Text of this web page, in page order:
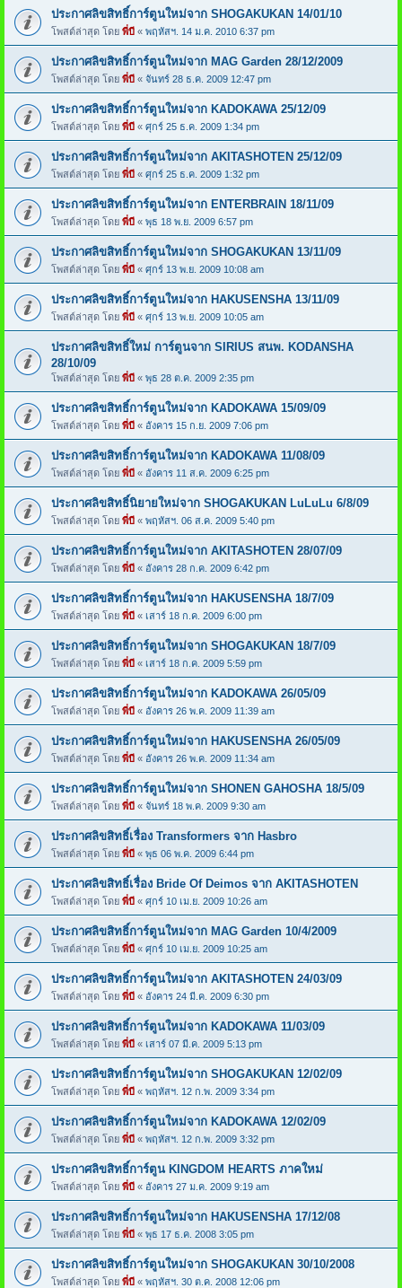
ประกาศลิขสิทธิ์การ์ตูนใหม่จาก SHOGAKUKAN 14/01/10
โพสต์ล่าสุด โดย พี่บี « พฤหัสฯ. 14 ม.ค. 2010 6:37 pm
ประกาศลิขสิทธิ์การ์ตูนใหม่จาก MAG Garden 28/12/2009
โพสต์ล่าสุด โดย พี่บี « จันทร์ 28 ธ.ค. 2009 12:47 pm
ประกาศลิขสิทธิ์การ์ตูนใหม่จาก KADOKAWA 25/12/09
โพสต์ล่าสุด โดย พี่บี « ศุกร์ 25 ธ.ค. 2009 1:34 pm
ประกาศลิขสิทธิ์การ์ตูนใหม่จาก AKITASHOTEN 25/12/09
โพสต์ล่าสุด โดย พี่บี « ศุกร์ 25 ธ.ค. 2009 1:32 pm
ประกาศลิขสิทธิ์การ์ตูนใหม่จาก ENTERBRAIN 18/11/09
โพสต์ล่าสุด โดย พี่บี « พุธ 18 พ.ย. 2009 6:57 pm
ประกาศลิขสิทธิ์การ์ตูนใหม่จาก SHOGAKUKAN 13/11/09
โพสต์ล่าสุด โดย พี่บี « ศุกร์ 13 พ.ย. 2009 10:08 am
ประกาศลิขสิทธิ์การ์ตูนใหม่จาก HAKUSENSHA 13/11/09
โพสต์ล่าสุด โดย พี่บี « ศุกร์ 13 พ.ย. 2009 10:05 am
ประกาศลิขสิทธิ์ใหม่ การ์ตูนจาก SIRIUS สนพ. KODANSHA
28/10/09
โพสต์ล่าสุด โดย พี่บี « พุธ 28 ต.ค. 2009 2:35 pm
ประกาศลิขสิทธิ์การ์ตูนใหม่จาก KADOKAWA 15/09/09
โพสต์ล่าสุด โดย พี่บี « อังคาร 15 ก.ย. 2009 7:06 pm
ประกาศลิขสิทธิ์การ์ตูนใหม่จาก KADOKAWA 11/08/09
โพสต์ล่าสุด โดย พี่บี « อังคาร 11 ส.ค. 2009 6:25 pm
ประกาศลิขสิทธิ์นิยายใหม่จาก SHOGAKUKAN LuLuLu 6/8/09
โพสต์ล่าสุด โดย พี่บี « พฤหัสฯ. 06 ส.ค. 2009 5:40 pm
ประกาศลิขสิทธิ์การ์ตูนใหม่จาก AKITASHOTEN 28/07/09
โพสต์ล่าสุด โดย พี่บี « อังคาร 28 ก.ค. 2009 6:42 pm
ประกาศลิขสิทธิ์การ์ตูนใหม่จาก HAKUSENSHA 18/7/09
โพสต์ล่าสุด โดย พี่บี « เสาร์ 18 ก.ค. 2009 6:00 pm
ประกาศลิขสิทธิ์การ์ตูนใหม่จาก SHOGAKUKAN 18/7/09
โพสต์ล่าสุด โดย พี่บี « เสาร์ 18 ก.ค. 2009 5:59 pm
ประกาศลิขสิทธิ์การ์ตูนใหม่จาก KADOKAWA 26/05/09
โพสต์ล่าสุด โดย พี่บี « อังคาร 26 พ.ค. 2009 11:39 am
ประกาศลิขสิทธิ์การ์ตูนใหม่จาก HAKUSENSHA 26/05/09
โพสต์ล่าสุด โดย พี่บี « อังคาร 26 พ.ค. 2009 11:34 am
ประกาศลิขสิทธิ์การ์ตูนใหม่จาก SHONEN GAHOSHA 18/5/09
โพสต์ล่าสุด โดย พี่บี « จันทร์ 18 พ.ค. 2009 9:30 am
ประกาศลิขสิทธิ์เรื่อง Transformers จาก Hasbro
โพสต์ล่าสุด โดย พี่บี « พุธ 06 พ.ค. 2009 6:44 pm
ประกาศลิขสิทธิ์เรื่อง Bride Of Deimos จาก AKITASHOTEN
โพสต์ล่าสุด โดย พี่บี « ศุกร์ 10 เม.ย. 2009 10:26 am
ประกาศลิขสิทธิ์การ์ตูนใหม่จาก MAG Garden 10/4/2009
โพสต์ล่าสุด โดย พี่บี « ศุกร์ 10 เม.ย. 2009 10:25 am
ประกาศลิขสิทธิ์การ์ตูนใหม่จาก AKITASHOTEN 24/03/09
โพสต์ล่าสุด โดย พี่บี « อังคาร 24 มี.ค. 2009 6:30 pm
ประกาศลิขสิทธิ์การ์ตูนใหม่จาก KADOKAWA 11/03/09
โพสต์ล่าสุด โดย พี่บี « เสาร์ 07 มี.ค. 2009 5:13 pm
ประกาศลิขสิทธิ์การ์ตูนใหม่จาก SHOGAKUKAN 12/02/09
โพสต์ล่าสุด โดย พี่บี « พฤหัสฯ. 12 ก.พ. 2009 3:34 pm
ประกาศลิขสิทธิ์การ์ตูนใหม่จาก KADOKAWA 12/02/09
โพสต์ล่าสุด โดย พี่บี « พฤหัสฯ. 12 ก.พ. 2009 3:32 pm
ประกาศลิขสิทธิ์การ์ตูน KINGDOM HEARTS ภาคใหม่
โพสต์ล่าสุด โดย พี่บี « อังคาร 27 ม.ค. 2009 9:19 am
ประกาศลิขสิทธิ์การ์ตูนใหม่จาก HAKUSENSHA 17/12/08
โพสต์ล่าสุด โดย พี่บี « พุธ 17 ธ.ค. 2008 3:05 pm
ประกาศลิขสิทธิ์การ์ตูนใหม่จาก SHOGAKUKAN 30/10/2008
โพสต์ล่าสุด โดย พี่บี « พฤหัสฯ. 30 ต.ค. 2008 12:06 pm